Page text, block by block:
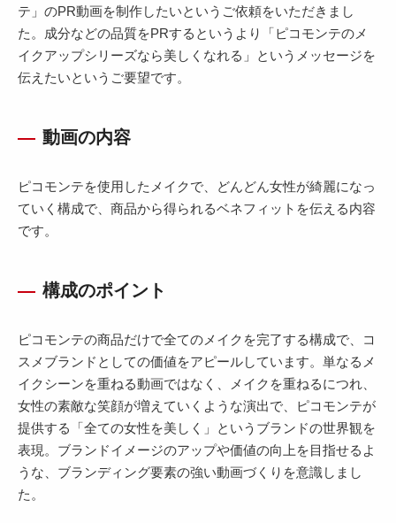
テ」のPR動画を制作したいというご依頼をいただきまし
た。成分などの品質をPRするというより「ピコモンテのメ
イクアップシリーズなら美しくなれる」というメッセージを
伝えたいというご要望です。
動画の内容
ピコモンテを使用したメイクで、どんどん女性が綺麗になっ
ていく構成で、商品から得られるベネフィットを伝える内容
です。
構成のポイント
ピコモンテの商品だけで全てのメイクを完了する構成で、コ
スメブランドとしての価値をアピールしています。単なるメ
イクシーンを重ねる動画ではなく、メイクを重ねるにつれ、
女性の素敵な笑顔が増えていくような演出で、ピコモンテが
提供する「全ての女性を美しく」というブランドの世界観を
表現。ブランドイメージのアップや価値の向上を目指せるよ
うな、ブランディング要素の強い動画づくりを意識しまし
た。